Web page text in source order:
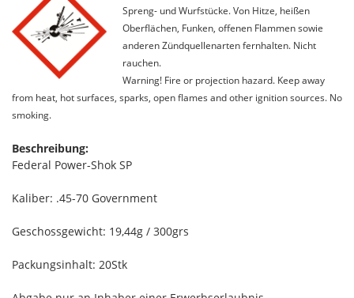
Spreng- und Wurfstücke. Von Hitze, heißen
Oberflächen, Funken, offenen Flammen sowie
anderen Zündquellenarten fernhalten. Nicht
rauchen.
Warning! Fire or projection hazard. Keep away
from heat, hot surfaces, sparks, open flames and other ignition sources. No
smoking.
Beschreibung:
Federal Power-Shok SP
Kaliber: .45-70 Government
Geschossgewicht: 19,44g / 300grs
Packungsinhalt: 20Stk